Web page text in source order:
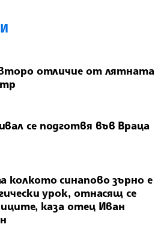
второ отличие от лятната
се подготвя във Враца
колкото синапово зърно е
урок, отнасящ се
каза отец Иван